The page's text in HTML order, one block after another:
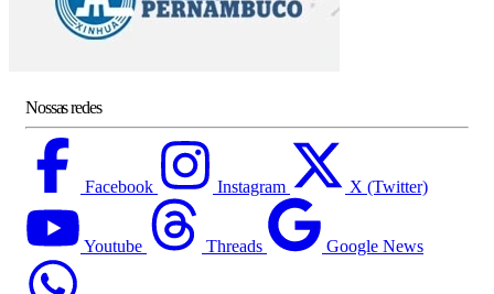
Nossas redes
Facebook Instagram X (Twitter)
Youtube Threads Google News